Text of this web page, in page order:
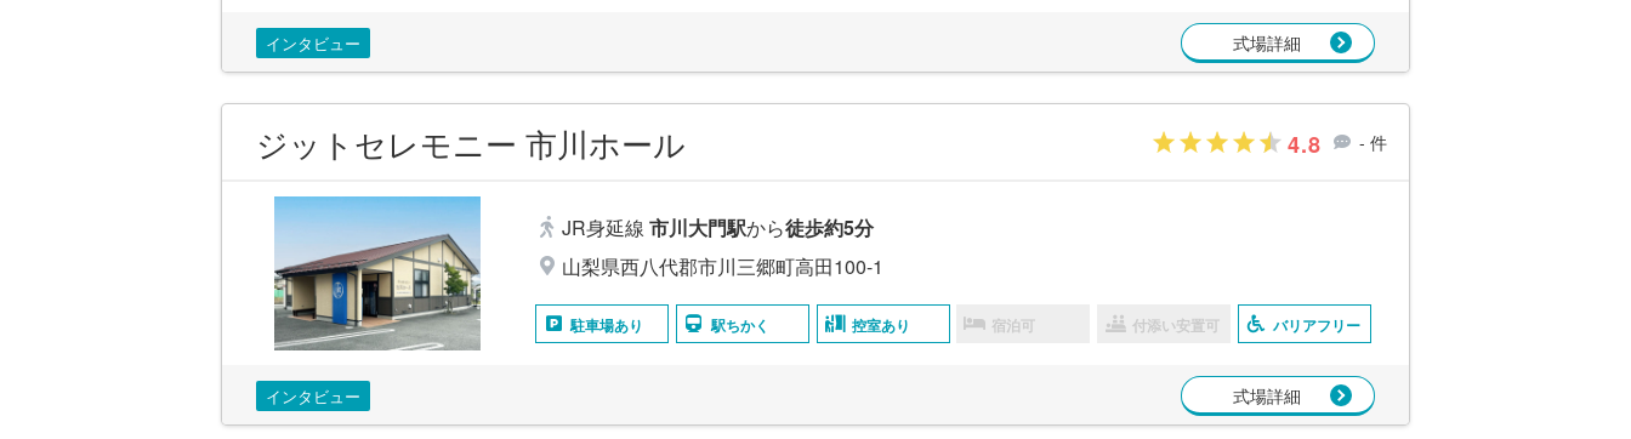
インタビュー 式場詳細
ジットセレモニー 市川ホール 4.8 - 件
JR身延線 市川大門駅から徒歩約5分
山梨県西八代郡市川三郷町高田100-1
駐車場あり 駅ちかく 控室あり 宿泊可 付添い安置可 バリアフリー
インタビュー 式場詳細